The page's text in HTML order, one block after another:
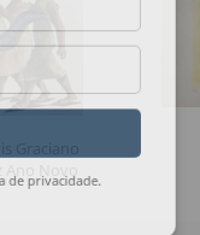
Ano Novo
de privacidade